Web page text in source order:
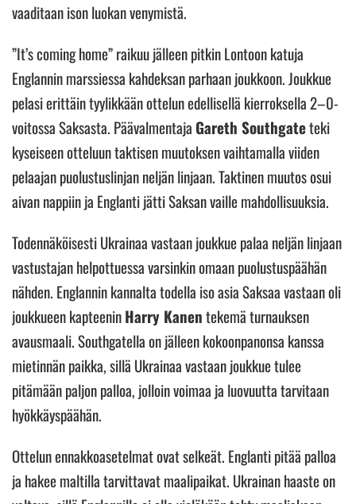
vaaditaan ison luokan venymistä.
”It’s coming home” raikuu jälleen pitkin Lontoon katuja
Englannin marssiessa kahdeksan parhaan joukkoon. Joukkue
pelasi erittäin tyylikkään ottelun edellisellä kierroksella 2–0-
voitossa Saksasta. Päävalmentaja Gareth Southgateteki
kyseiseen otteluun taktisen muutoksen vaihtamalla viiden
pelaajan puolustuslinjan neljän linjaan. Taktinen muutos osui
aivan nappiin ja Englanti jätti Saksan vaille mahdollisuuksia.
Todennäköisesti Ukrainaa vastaan joukkue palaa neljän linjaan
vastustajan helpottuessa varsinkin omaan puolustuspäähän
nähden. Englannin kannalta todella iso asia Saksaa vastaan oli
joukkueen kapteeninHarry Kanentekemä turnauksen
avausmaali. Southgatella on jälleen kokoonpanonsa kanssa
mietinnän paikka, sillä Ukrainaa vastaan joukkue tulee
pitämään paljon palloa, jolloin voimaa ja luovuutta tarvitaan
hyökkäyspäähän.
Ottelun ennakkoasetelmat ovat selkeät. Englanti pitää palloa
ja hakee maltilla tarvittavat maalipaikat. Ukrainan haaste on